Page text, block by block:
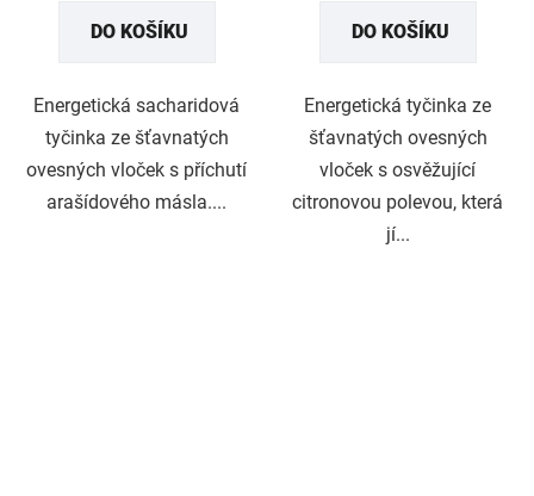
DO KOŠÍKU
Energetická sacharidová
tyčinka ze šťavnatých
ovesných vloček s příchutí
arašídového másla....
z
hvězdiček.
DO KOŠÍKU
Energetická tyčinka ze
šťavnatých ovesných
vloček s osvěžující
citronovou polevou, která
jí...